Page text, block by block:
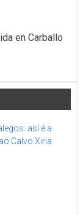
en Carballo
así é a
Calvo Xiria